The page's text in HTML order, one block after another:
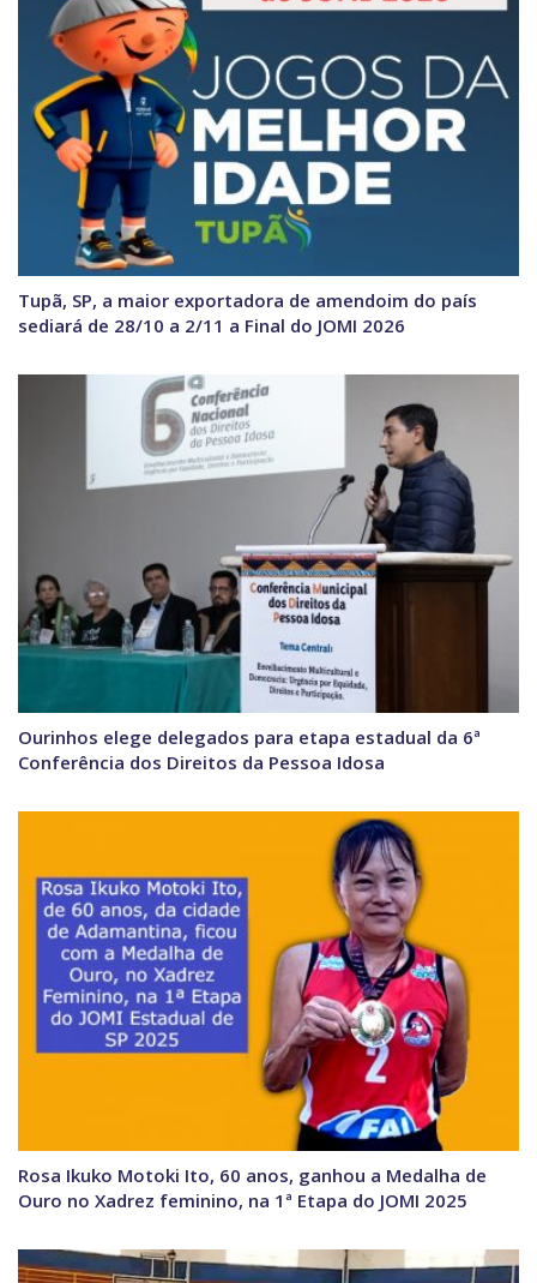
Tupã, SP, a maior exportadora de amendoim do país
sediará de 28/10 a 2/11 a Final do JOMI 2026
Ourinhos elege delegados para etapa estadual da 6ª
Conferência dos Direitos da Pessoa Idosa
Rosa Ikuko Motoki Ito, 60 anos, ganhou a Medalha de
Ouro no Xadrez feminino, na 1ª Etapa do JOMI 2025